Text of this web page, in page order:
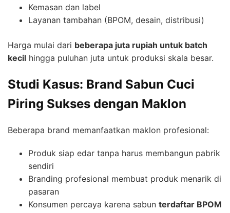
Kemasan dan label
Layanan tambahan (BPOM, desain, distribusi)
Harga mulai dari beberapa juta rupiah untuk batch
kecil hingga puluhan juta untuk produksi skala besar.
Studi Kasus: Brand Sabun Cuci
Piring Sukses dengan Maklon
Beberapa brand memanfaatkan maklon profesional:
Produk siap edar tanpa harus membangun pabrik
sendiri
Branding profesional membuat produk menarik di
pasaran
Konsumen percaya karena sabun terdaftar BPOM